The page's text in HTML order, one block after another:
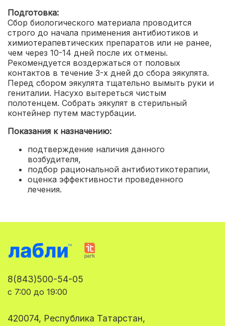
Подготовка:
Сбор биологического материала проводится
строго до начала применения антибиотиков и
химиотерапевтических препаратов или не ранее,
чем через 10-14 дней после их отмены.
Рекомендуется воздержаться от половых
контактов в течение 3-х дней до сбора эякулята.
Перед сбором эякулята тщательно вымыть руки и
гениталии. Насухо вытереться чистым
полотенцем. Собрать эякулят в стерильный
контейнер путем мастурбации.
Показания к назначению:
подтверждение наличия данного
возбудителя,
подбор рациональной антибиотикотерапии,
оценка эффективности проведенного
лечения.
8(843)500-54-05
с 7:00 до 19:00
420074, Республика Татарстан,